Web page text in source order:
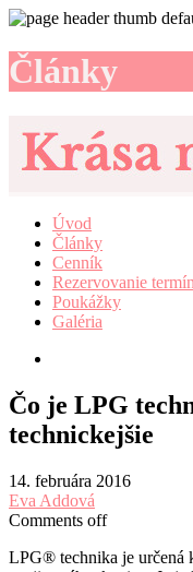
Články
Úvod
Články
Cenník
Rezervovanie
Poukážky
Galéria
Čo je LPG
technickejšie
14. februára 2016
Eva Addová
Comments off
LPG® technika je určená